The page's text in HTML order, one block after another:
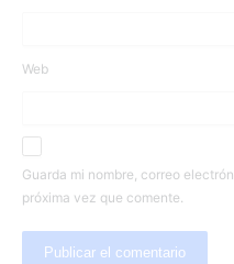
Web
Guarda mi nombre, correo
próxima vez que comente.